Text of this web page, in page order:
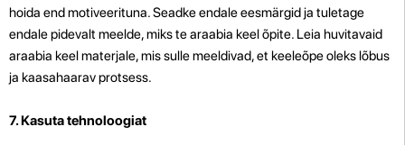
hoida end motiveerituna. Seadke endale eesmärgid ja tuletage
endale pidevalt meelde, miks te araabia keel õpite. Leia huvitavaid
araabia keel materjale, mis sulle meeldivad, et keeleõpe oleks lõbus
ja kaasahaarav protsess.
7. Kasuta tehnoloogiat